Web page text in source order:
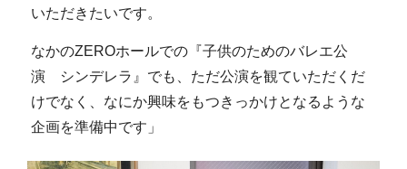
いただきたいです。
なかのZEROホールでの『子供のためのバレエ公
演 シンデレラ』でも、ただ公演を観ていただくだ
けでなく、なにか興味をもつきっかけとなるような
企画を準備中です」